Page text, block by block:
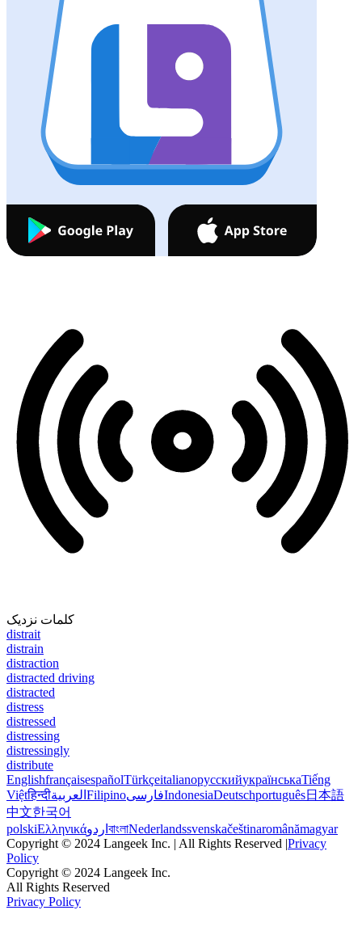
کلمات نزدیک
distrait
distrain
distraction
distracted driving
distracted
distress
distressed
distressing
distressingly
distribute
EnglishfrançaisespañolTürkçeitalianoрусскийукраїнськаTiếng
Việtहिन्दीالعربية FilipinoفارسیIndonesiaDeutschportuguês日本語
中文한국어
polskiΕλληνικάاردو বাংলাNederlandssvenskačeštinaromânămagyar
Copyright © 2024 Langeek Inc. | All Rights Reserved |Privacy
Policy
Copyright © 2024 Langeek Inc.
All Rights Reserved
Privacy Policy